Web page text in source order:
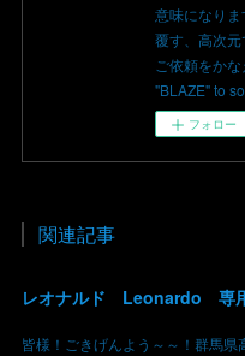
意味になり
覆す、高次
ご依頼をか
"BLAZE" to
フォロー
関連記事
皆様！ごきげんよう～～！群馬